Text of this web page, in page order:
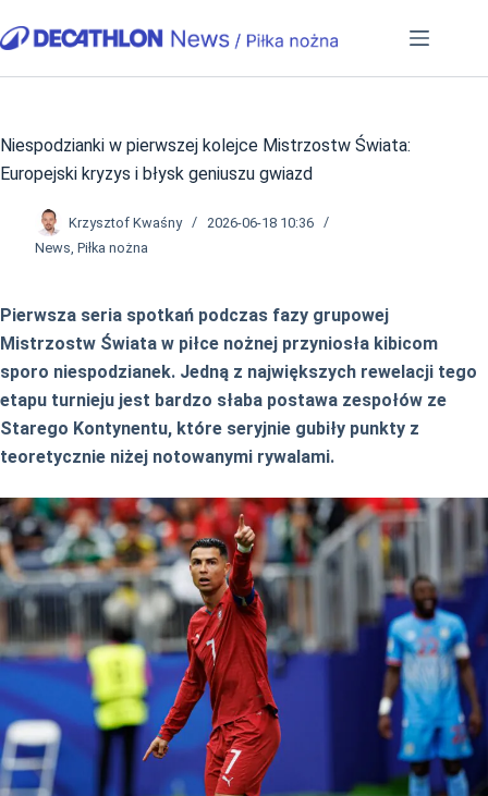
do
Niespodzianki w pierwszej kolejce Mistrzostw Świata:
Europejski kryzys i błysk geniuszu gwiazd
Krzysztof Kwaśny
2026-06-18 10:36
News, Piłka nożna
Pierwsza seria spotkań podczas fazy grupowej
Mistrzostw Świata w piłce nożnej przyniosła kibicom
sporo niespodzianek. Jedną z największych rewelacji tego
etapu turnieju jest bardzo słaba postawa zespołów ze
Starego Kontynentu, które seryjnie gubiły punkty z
teoretycznie niżej notowanymi rywalami.